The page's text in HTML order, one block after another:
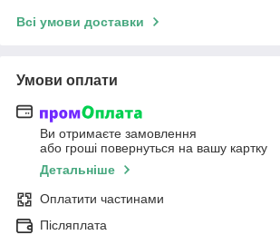
Всі умови доставки
Умови оплати
Ви отримаєте замовлення
або гроші повернуться на вашу картку
Детальніше
Оплатити частинами
Післяплата